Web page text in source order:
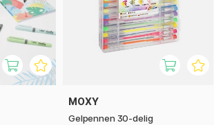
MOXY
Gelpennen 30-delig